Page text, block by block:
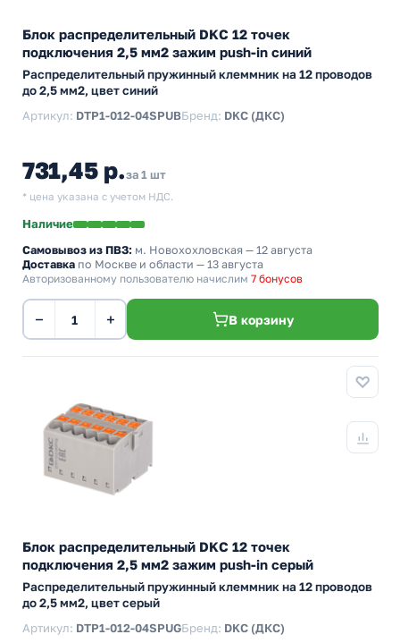
Блок распределительный DKC 12 точек
подключения 2,5 мм2 зажим push-in синий
Распределительный пружинный клеммник на 12 проводов
до 2,5 мм2, цвет синий
Артикул: DTP1-012-04SPUBБренд: DKC (ДКС)
731,45 р.за 1 шт
* цена указана с учетом НДС.
Наличие
Самовывоз из ПВЗ: м. Новохохловская — 12 августа
Доставка по Москве и области — 13 августа
Авторизованному пользователю начислим 7 бонусов
− + В корзину
Блок распределительный DKC 12 точек
подключения 2,5 мм2 зажим push-in серый
Распределительный пружинный клеммник на 12 проводов
до 2,5 мм2, цвет серый
Артикул: DTP1-012-04SPUGБренд: DKC (ДКС)